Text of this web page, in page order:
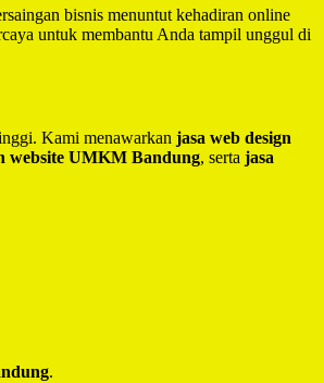
bisnis menuntut kehadiran online
untuk membantu Anda tampil unggul di
Kami menawarkan jasa web design
website UMKM Bandung, serta jasa
.